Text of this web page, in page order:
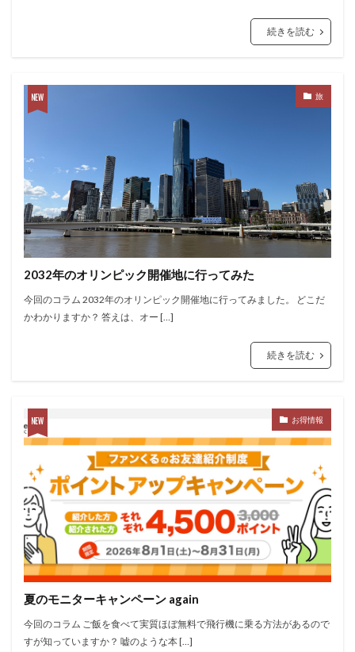
続きを読む
旅
2032年のオリンピック開催地に行ってみた
今回のコラム 2032年のオリンピック開催地に行ってみました。 どこだ
かわかりますか？ 答えは、オー […]
続きを読む
お得情報
夏のモニターキャンペーン again
今回のコラム ご飯を食べて実質ほぼ無料で飛行機に乗る方法があるので
すが知っていますか？ 嘘のような本 […]